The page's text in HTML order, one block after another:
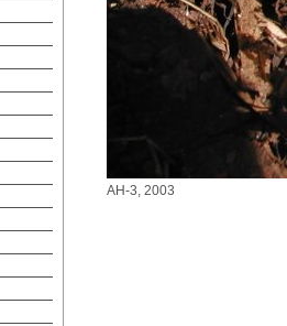
AH-3, 2003